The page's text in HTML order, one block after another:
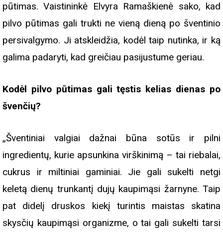
pūtimas. Vaistininkė Elvyra Ramaškienė sako, kad
pilvo pūtimas gali trukti ne vieną dieną po šventinio
persivalgymo. Ji atskleidžia, kodėl taip nutinka, ir ką
galima padaryti, kad greičiau pasijustume geriau.
Kodėl pilvo pūtimas gali tęstis kelias dienas po
švenčių?
„Šventiniai valgiai dažnai būna sotūs ir pilni
ingredientų, kurie apsunkina virškinimą – tai riebalai,
cukrus ir miltiniai gaminiai. Jie gali sukelti netgi
keletą dienų trunkantį dujų kaupimąsi žarnyne. Taip
pat didelį druskos kiekį turintis maistas skatina
skysčių kaupimąsi organizme, o tai gali sukelti tarsi